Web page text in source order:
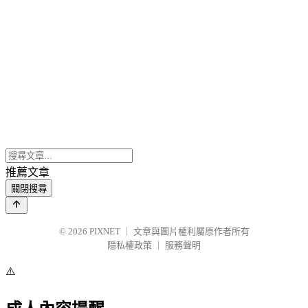
推薦文章
關閉搜尋
© 2026 PIXNET
文章與圖片權利屬原作者所有
隱私權政策
服務聲明
⚠️